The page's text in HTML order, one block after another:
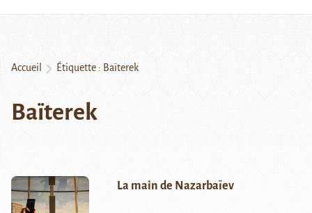
Accueil Étiquette : Baïterek
Baïterek
La main de Nazarbaïev